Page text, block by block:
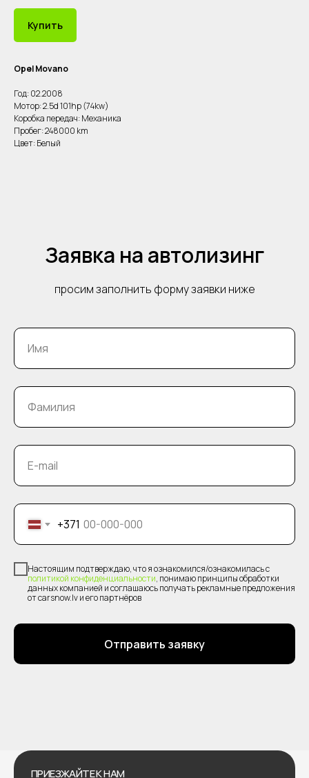
Купить
Opel Movano
Год: 02.2008
Мотор: 2.5d 101hp (74kw)
Коробка передач: Механика
Пробег: 248000 km
Цвет: Белый
Заявка на автолизинг
просим заполнить форму заявки ниже
Имя
Фамилия
E-mail
+371
Настоящим подтверждаю, что я ознакомился/ознакомилась с
политикой конфиденциальности, понимаю принципы обработки
данных компанией и соглашаюсь получать рекламные предложения
от carsnow.lv и его партнёров
Отправить заявку
ПРИЕЗЖАЙТЕ К НАМ